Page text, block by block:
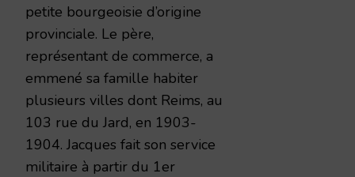
petite bourgeoisie d’origine
provinciale. Le père,
représentant de commerce, a
emmené sa famille habiter
plusieurs villes dont Reims, au
103 rue du Jard, en 1903-
1904. Jacques fait son service
militaire à partir du 1er